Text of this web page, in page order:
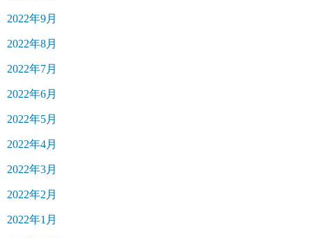
2022年9月
2022年8月
2022年7月
2022年6月
2022年5月
2022年4月
2022年3月
2022年2月
2022年1月